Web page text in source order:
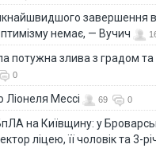
завершення
немає, — Вучич
потужна злива з градом
0
Ліонеля Мессі 69 0
на Київщину: у
ліцею, її чоловік та 3-